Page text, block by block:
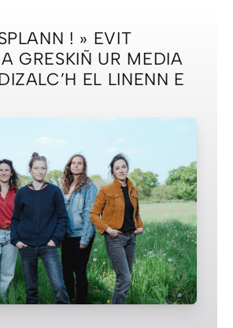
! » EVIT
GRESKIÑ UR MEDIA
EL LINENN E